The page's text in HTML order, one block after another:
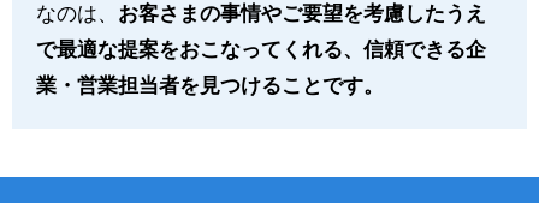
なのは、 お客さまの事情やご要望を考慮したうえ
で最適な提案をおこなってくれる、信頼できる企
業・営業担当者を見つけることです。